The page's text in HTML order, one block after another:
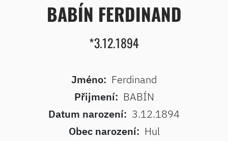
BABÍN FERDINAND
*3.12.1894
Jméno: Ferdinand
Přijmení: BABÍN
Datum narození: 3.12.1894
Obec narození: Hul